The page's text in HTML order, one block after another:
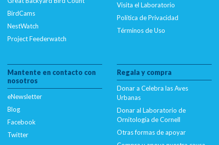
BirdCams
NestWatch
Project Feederwatch
Visita el Laboratorio
Política de Privacidad
Términos de Uso
Mantente en contacto con
nosotros
eNewsletter
Blog
Facebook
Twitter
Regala y compra
Donar a Celebra las Aves
Urbanas
Donar al Laboratorio de
Ornitología de Cornell
Otras formas de apoyar